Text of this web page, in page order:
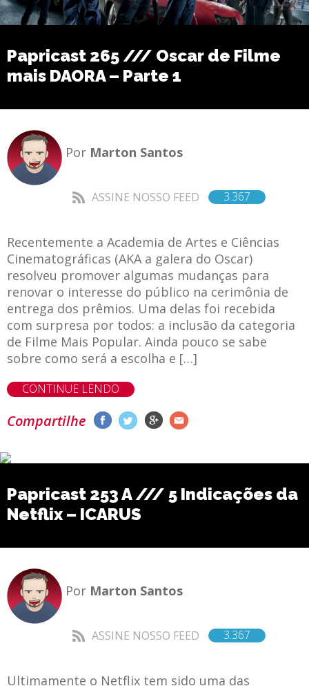
Papricast 265 /// Oscar de Filme
mais DAORA – Parte 1
Por Marton Santos
ASSINE NOSSO FEED 3.367
Recentemente a Academia de Artes e Ciências
Cinematográficas (AKA a galera do Oscar)
resolveu promover algumas mudanças para
renovar o interesse do público na cerimônia de
entrega dos prêmios. Uma delas foi recebida
com surpresa por todos: a inclusão da categoria
de Filme Mais Popular. Ainda pouco se sabe
sobre como será a escolha e […]
CONTINUE LENDO
Compartilhe
Papricast 253 A /// 5 Indicações da
Netflix – ICARUS
Por Marton Santos
ASSINE NOSSO FEED 3.367
Ultimamente o Netflix tem sido uma das